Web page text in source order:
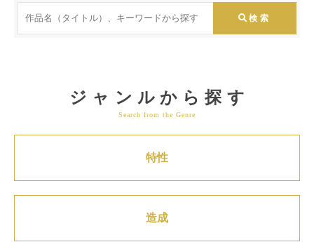
ジャンルから探す
Search from the Genre
特性
造成